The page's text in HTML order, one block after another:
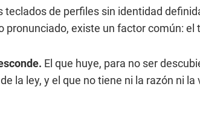
teclados de perfiles sin identidad
pronunciado, existe un factor común: el
El que huye, para no ser
la ley, y el que no tiene ni la razón ni